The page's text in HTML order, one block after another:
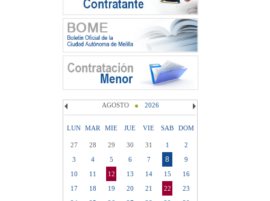
AGOSTO 2026
LUN MAR MIE JUE VIE SAB DOM
27 28 29 30 31 1
2
3
4 5 6 7 8
9
10
11 12 13 14 15
16
17
18 19 20 21 22
23